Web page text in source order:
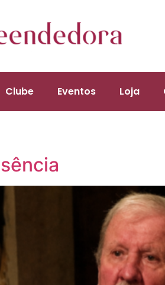
Clube Eventos Loja